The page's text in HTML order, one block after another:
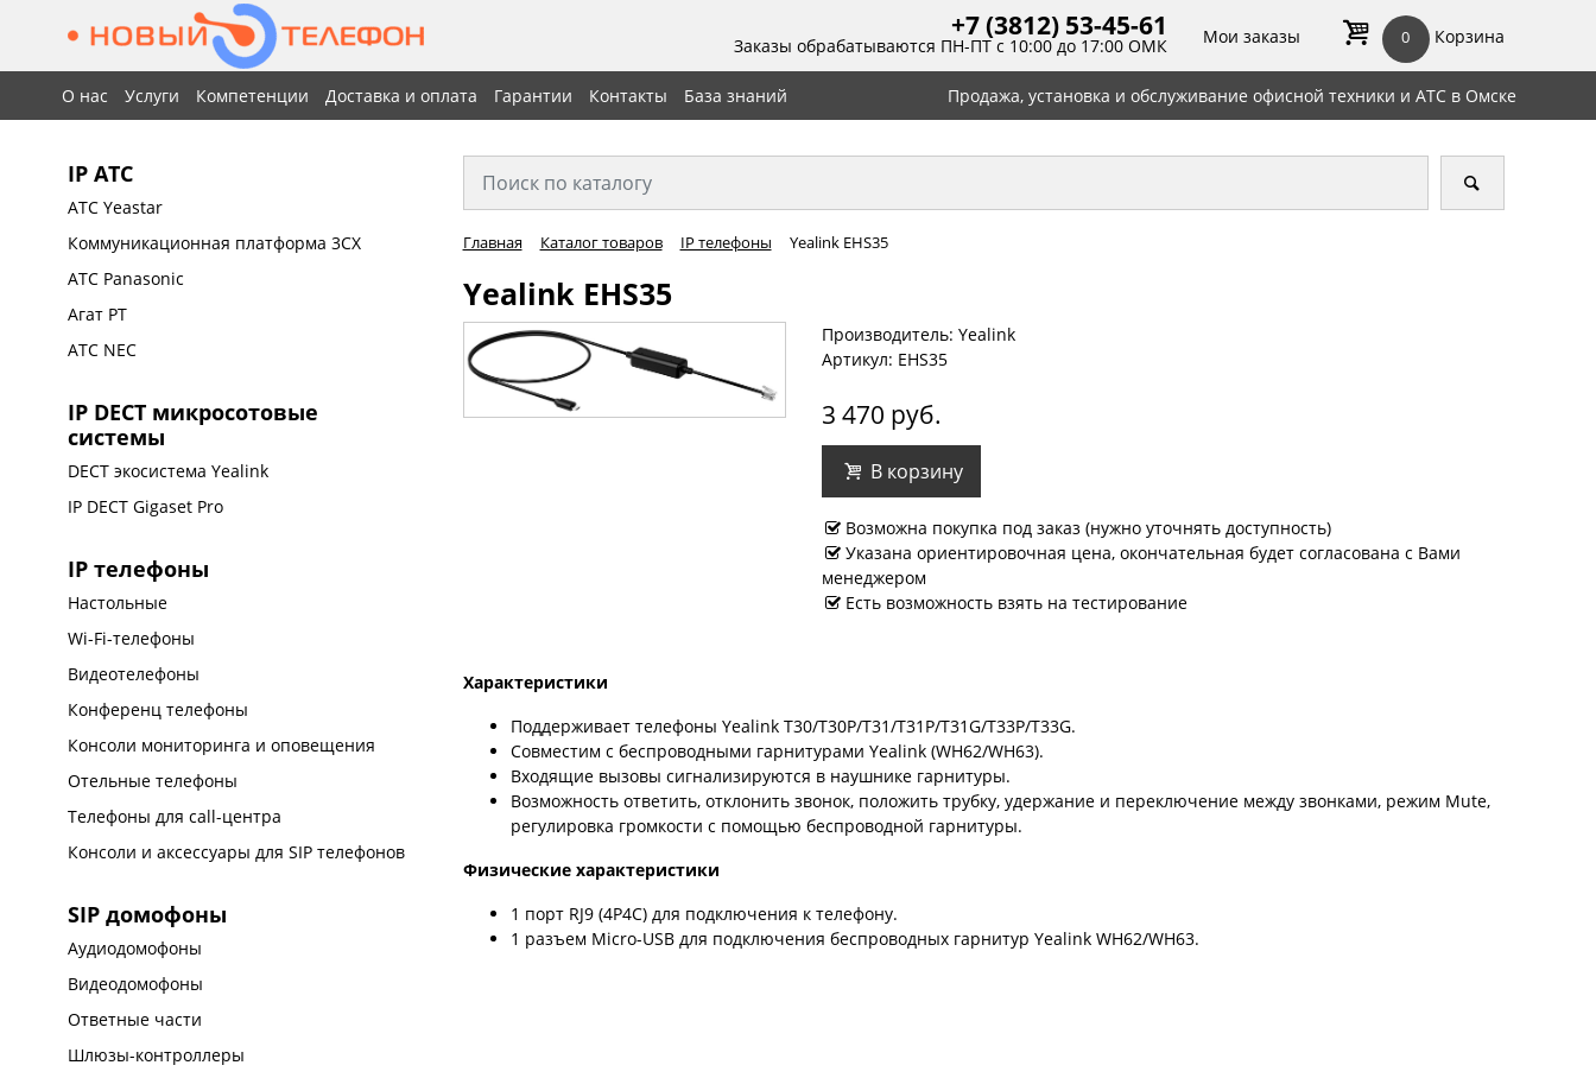
+7 (3812) 53-45-61
Заказы обрабатываются ПН-ПТ с 10:00 до 17:00 ОМК Мои заказы 0 Корзина
О нас Услуги Компетенции Доставка и оплата Гарантии Контакты База знаний Продажа, установка и обслуживание офисной техники и АТС в Омске
IP АТС
АТС Yeastar
Коммуникационная платформа 3CX
АТС Panasonic
Агат РТ
АТС NEC
IP DECT микросотовые
системы
DECT экосистема Yealink
IP DECT Gigaset Pro
IP телефоны
Настольные
Wi-Fi-телефоны
Видеотелефоны
Конференц телефоны
Консоли мониторинга и оповещения
Отельные телефоны
Телефоны для call-центра
Консоли и аксессуары для SIP телефонов
SIP домофоны
Аудиодомофоны
Видеодомофоны
Ответные части
Шлюзы-контроллеры
Главная Каталог товаров IP телефоны Yealink EHS35
Yealink EHS35
Производитель: Yealink
Артикул: EHS35
3 470 руб.
В корзину
Возможна покупка под заказ (нужно уточнять доступность)
Указана ориентировочная цена, окончательная будет согласована с Вами
менеджером
Есть возможность взять на тестирование
Характеристики
Поддерживает телефоны Yealink T30/T30P/T31/T31P/T31G/T33P/T33G.
Совместим с беспроводными гарнитурами Yealink (WH62/WH63).
Входящие вызовы сигнализируются в наушнике гарнитуры.
Возможность ответить, отклонить звонок, положить трубку, удержание и переключение между звонками, режим Mute,
регулировка громкости с помощью беспроводной гарнитуры.
Физические характеристики
1 порт RJ9 (4P4C) для подключения к телефону.
1 разъем Micro-USB для подключения беспроводных гарнитур Yealink WH62/WH63.